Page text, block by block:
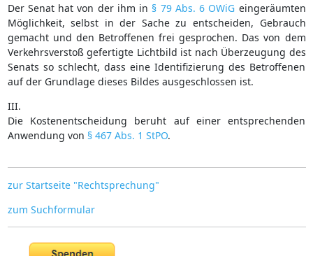
Der Senat hat von der ihm in § 79 Abs. 6 OWiG eingeräumten
Möglichkeit, selbst in der Sache zu entscheiden, Gebrauch
gemacht und den Betroffenen frei gesprochen. Das von dem
Verkehrsverstoß gefertigte Lichtbild ist nach Überzeugung des
Senats so schlecht, dass eine Identifizierung des Betroffenen
auf der Grundlage dieses Bildes ausgeschlossen ist.
III.
Die Kostenentscheidung beruht auf einer entsprechenden
Anwendung von § 467 Abs. 1 StPO.
zur Startseite "Rechtsprechung"
zum Suchformular